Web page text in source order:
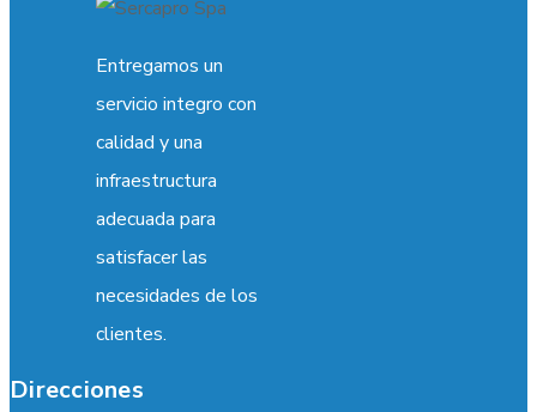
Entregamos un
servicio integro con
calidad y una
infraestructura
adecuada para
satisfacer las
necesidades de los
clientes.
Direcciones